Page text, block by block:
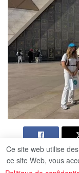
Le ministère
Ce site web utilise
ce site Web, vous